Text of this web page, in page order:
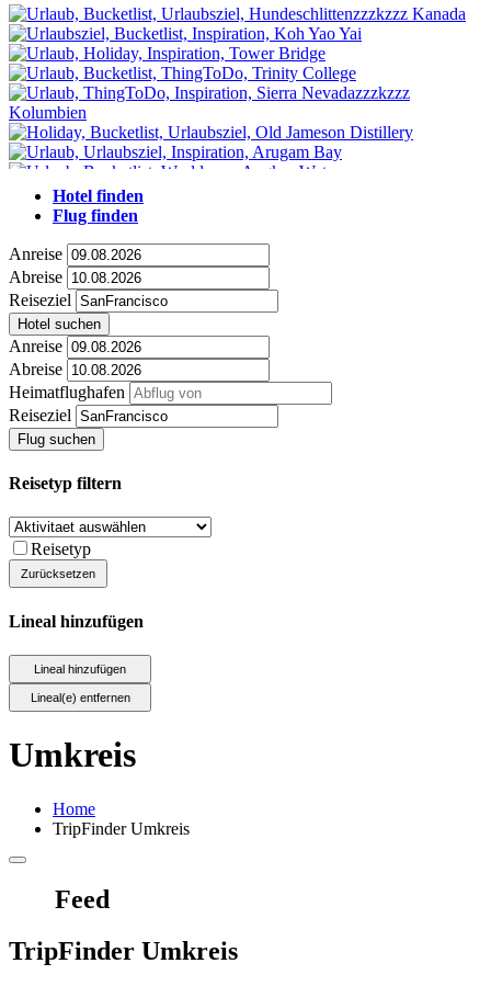
Hotel finden
Flug finden
Anreise
Abreise
Reiseziel
Hotel suchen
Anreise
Abreise
Heimatflughafen
Reiseziel
Flug suchen
Reisetyp filtern
Reisetyp
Lineal hinzufügen
Umkreis
Home
TripFinder Umkreis
Feed
TripFinder Umkreis